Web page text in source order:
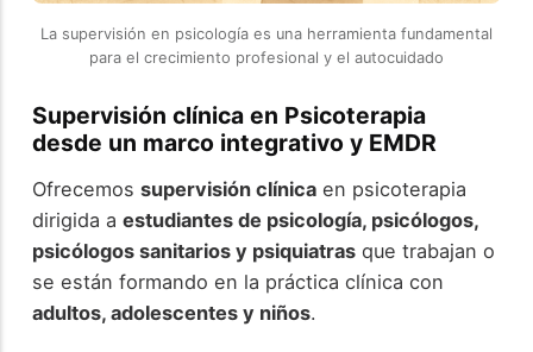
La supervisión en psicología es una herramienta fundamental
para el crecimiento profesional y el autocuidado
Supervisión clínica en Psicoterapia
desde un marco integrativo y EMDR
Ofrecemos supervisión clínicaen psicoterapia
dirigida a estudiantes de psicología, psicólogos,
psicólogos sanitarios y psiquiatrasque trabajan o
se están formando en la práctica clínica con
adultos, adolescentes y niños.